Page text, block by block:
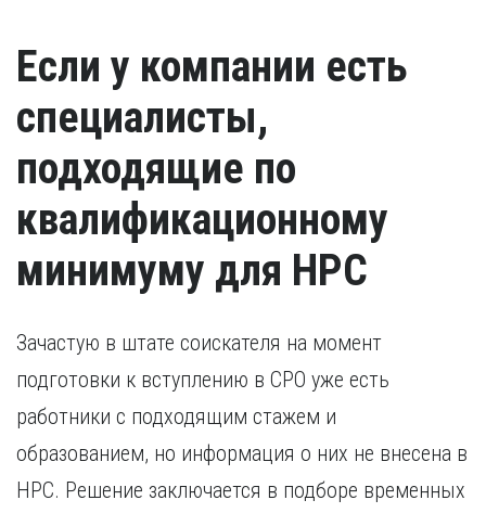
квалификации в течение последних пяти лет. В случае,
если повышение квалификации проходило за пределами
России, требуется копия свидетельства о признании
иностранного образования.
Если у компании есть
специалисты,
подходящие по
квалификационному
минимуму для НРС
Зачастую в штате соискателя на момент
подготовки к вступлению в СРО уже есть
работники с подходящим стажем и
образованием, но информация о них не внесена в
НРС. Решение заключается в подборе временных